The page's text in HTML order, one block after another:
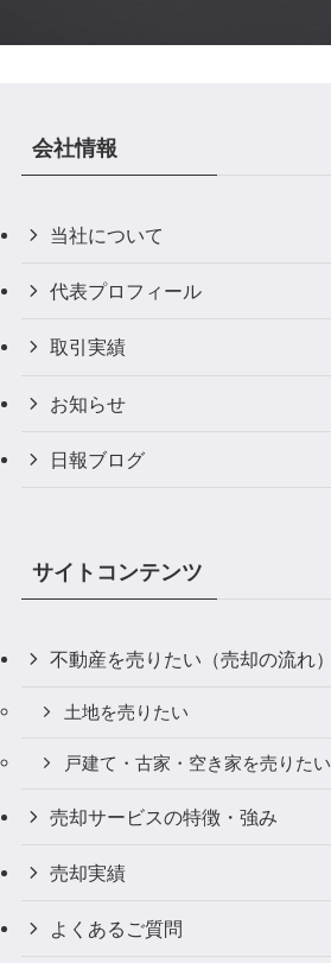
会社情報
当社について
代表プロフィール
取引実績
お知らせ
日報ブログ
サイトコンテンツ
不動産を売りたい（売却の流れ）
土地を売りたい
戸建て・古家・空き家を売りたい
売却サービスの特徴・強み
売却実績
よくあるご質問